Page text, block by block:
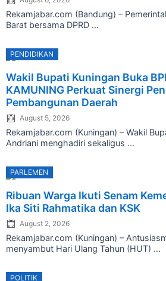
Rekamjabar.com (Bandung) –
Barat bersama DPRD ...
PENDIDIKAN
Wakil Bupati Kuningan Buka
KAMUNING Perkuat Sinergi
Pembangunan Daerah
on
August 5, 2026
Rekamjabar.com (Kuningan) – Wakil
Andriani menghadiri sekaligus ...
PARLEMEN
Ribuan Warga Ikuti Senam
Ika Siti Rahmatika dan KSK
on
August 2, 2026
Rekamjabar.com (Kuningan) –
menyambut Hari Ulang Tahun (HUT) ...
POLITIK